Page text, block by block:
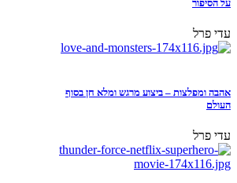
על הסיפור
עדי פרל
אהבה ומפלצות – ביצוע מרגש ומלא חן בסוף
העולם
עדי פרל